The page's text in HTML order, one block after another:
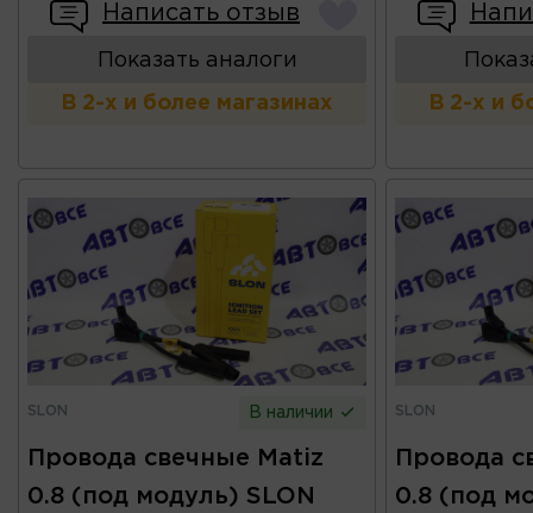
Написать отзыв
Показать аналоги
В 2-х и более магазинах В 2-х и
SLON В наличии
Провода свечные Matiz
0.8 (под модуль) SLON
SLON
Провода
0.8 (под